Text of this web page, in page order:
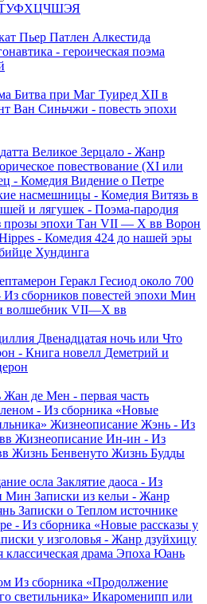
УФХЦЧШЭЯ
Пьер Патлен Алкестида
- героическая поэма
Битва при Маг Туиред ХII в
Ван Синьчжи - повесть эпохи
Великое Зерцало - Жанр
повествование (XI или
- Комедия Видение о Петре
насмешницы - Комедия Витязь в
и лягушек - Поэма-пародия
прозы эпохи Тан VII — Х вв Ворон
- Комедия 424 до нашей эры
Хундинга
Геракл Гесиод около 700
Из сборников повестей эпохи Мин
волшебник VII—Х вв
Двенадцатая ночь или Что
- Книга новелл Деметрий и
Жан де Мен - первая часть
- Из сборника «Новые
Жизнеописание Жэнь - Из
Жизнеописание Ин-ин - Из
Жизнь Бенвенуто Жизнь Будды
осла Заклятие даоса - Из
Мин Записки из кельи - Жанр
Записки о Теплом источнике
- Из сборника «Новые рассказы у
у изголовья - Жанр дзуйхицу
классическая драма Эпоха Юань
Из сборника «Продолжение
светильника» Икароменипп или